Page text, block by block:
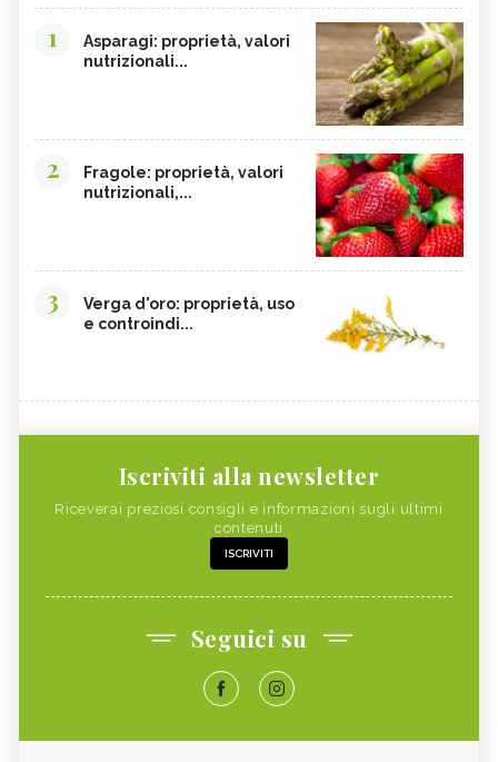
1
Asparagi: proprietà, valori
nutrizionali...
2
Fragole: proprietà, valori
nutrizionali,...
3
Verga d'oro: proprietà, uso
e controindi...
Iscriviti alla newsletter
Riceverai preziosi consigli e informazioni sugli ultimi
contenuti
ISCRIVITI
Seguici su